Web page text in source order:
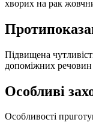
хворих на рак
Підвищена
допоміжних речовин
Особливі
Особливості